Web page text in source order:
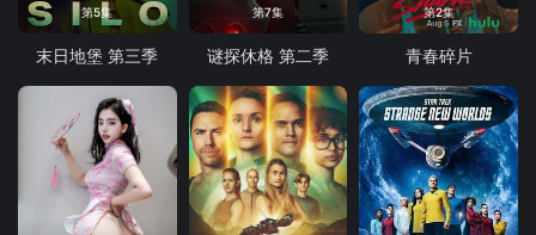
第5集
末日地堡 第三季
第7集
谜探休格 第二季
第2集
青春碎片